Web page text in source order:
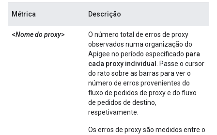
Métrica Descrição
<Nome do proxy>
O número total de erros de proxy
observados numa organização do
Apigee no período especificado para
cada proxy individual . Passe o cursor
do rato sobre as barras para ver o
número de erros provenientes do
fluxo de pedidos de proxy e do fluxo
de pedidos de destino,
respetivamente.
Os erros de proxy são medidos entre o